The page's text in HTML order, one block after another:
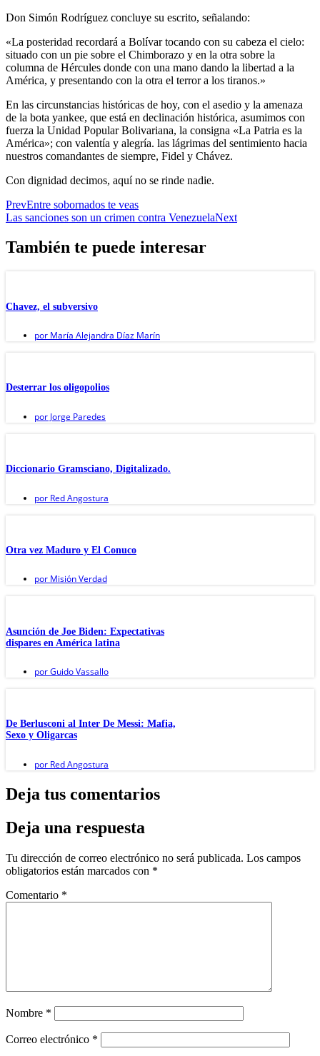
Don Simón Rodríguez concluye su escrito, señalando:
«La posteridad recordará a Bolívar tocando con su cabeza el cielo:
situado con un pie sobre el Chimborazo y en la otra sobre la
columna de Hércules donde con una mano dando la libertad a la
América, y presentando con la otra el terror a los tiranos.»
En las circunstancias históricas de hoy, con el asedio y la amenaza
de la bota yankee, que está en declinación histórica, asumimos con
fuerza la Unidad Popular Bolivariana, la consigna «La Patria es la
América»; con valentía y alegría. las lágrimas del sentimiento hacia
nuestros comandantes de siempre, Fidel y Chávez.
Con dignidad decimos, aquí no se rinde nadie.
PrevEntre sobornados te veas
Las sanciones son un crimen contra VenezuelaNext
También te puede interesar
Chavez, el subversivo
por María Alejandra Díaz Marín
Desterrar los oligopolios
por Jorge Paredes
Diccionario Gramsciano, Digitalizado.
por Red Angostura
Otra vez Maduro y El Conuco
por Misión Verdad
Asunción de Joe Biden: Expectativas
dispares en América latina
porGuido Vassallo
De Berlusconi al Inter De Messi: Mafia,
Sexo y Oligarcas
por Red Angostura
Deja tus comentarios
Deja una respuesta
Tu dirección de correo electrónico no será publicada. Los campos
obligatorios están marcados con *
Comentario *
Nombre *
Correo electrónico *